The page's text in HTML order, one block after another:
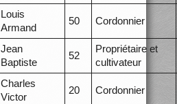
Louis
Armand
50 Cordonnier
Jean
Baptiste
52
Propriétaire et
cultivateur
Charles
Victor
20 Cordonnier